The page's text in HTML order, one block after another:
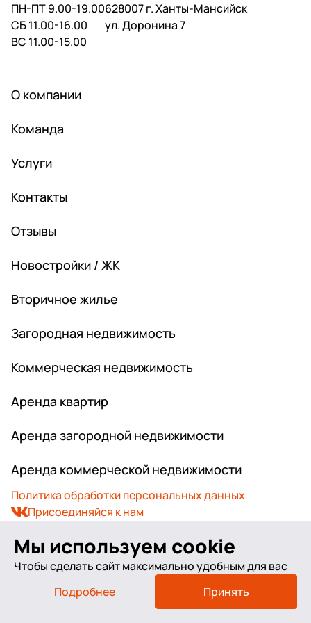
Мы используем cookie
Чтобы сделать сайт максимально удобным для вас
Подробнее
Принять
ПН-ПТ 9.00-19.00
СБ 11.00-16.00
ВС 11.00-15.00
628007 г. Ханты-Мансийск
ул. Доронина 7
О компании
Команда
Услуги
Контакты
Отзывы
Новостройки / ЖК
Вторичное жилье
Загородная недвижимость
Коммерческая недвижимость
Аренда квартир
Аренда загородной недвижимости
Аренда коммерческой недвижимости
© Ипотечное агентство Югры, 2026
Политика обработки персональных данных
Присоединяйся к нам
Сделано вРецифре